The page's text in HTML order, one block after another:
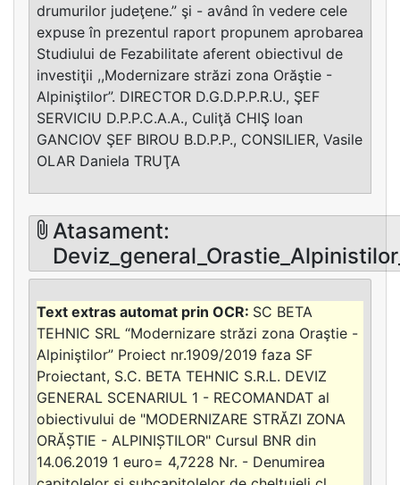
drumurilor judeţene.” şi - având în vedere cele
expuse în prezentul raport propunem aprobarea
Studiului de Fezabilitate aferent obiectivul de
investiţii ,,Modernizare străzi zona Orăştie -
Alpiniştilor”. DIRECTOR D.G.D.P.P.R.U., ŞEF
SERVICIU D.P.P.C.A.A., Culiţă CHIŞ Ioan
GANCIOV ŞEF BIROU B.D.P.P., CONSILIER, Vasile
OLAR Daniela TRUŢA
Atasament:
SC BETA
TEHNIC SRL “Modernizare străzi zona Oraştie -
Alpiniştilor” Proiect nr.1909/2019 faza SF
Proiectant, S.C. BETA TEHNIC S.R.L. DEVIZ
GENERAL SCENARIUL 1 - RECOMANDAT al
obiectivului de "MODERNIZARE STRĂZI ZONA
ORĂȘTIE - ALPINIȘTILOR" Cursul BNR din
14.06.2019 1 euro= 4,7228 Nr. - Denumirea